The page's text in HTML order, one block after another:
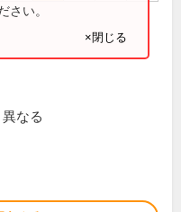
さい。
×閉じる
なる